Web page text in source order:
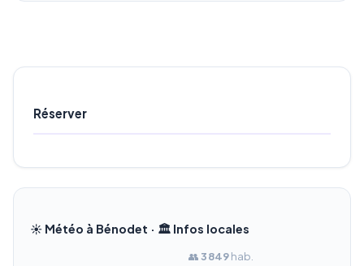
Réserver
☀️ Météo à Bénodet · 🏛️ Infos locales
👥 3 849hab.